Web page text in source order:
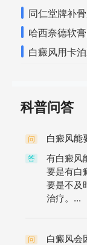
同仁堂牌补
哈西奈德软
白癜风用卡
科普问答
问 白癜风能
答
有白癜风
要是有白
要是不及
治疗。...
问 白癜风会